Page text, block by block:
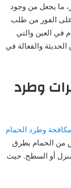
ما يجعل من وجود
على الفور من طلب
في العين والتي
والفعالة في
وطرد
مكافحة وطرد الحمام
من الحمام بطرق
أو السطح. حيث